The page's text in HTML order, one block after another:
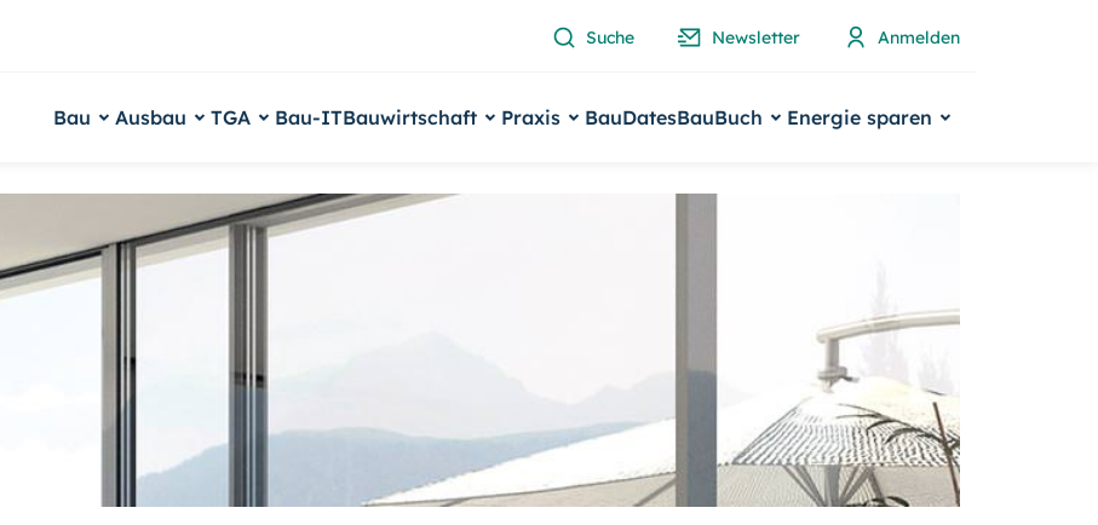
Suche Newsletter Anmelden
Bau Ausbau TGA Bau-ITBauwirtschaft Praxis BauDatesBauBuch Energie sparen